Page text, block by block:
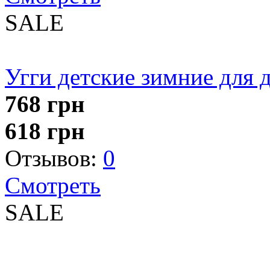
SALE
Угги детские зимние для
768 грн
618 грн
Отзывов: 0
Смотреть
SALE